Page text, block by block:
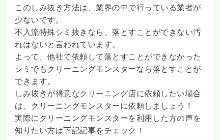
このしみ抜き方法は、業界の中で行っている業者が
少ないです。
不入流特殊シミ抜きなら、落とすことができない汚
れはないと言われています。
よって、他社で依頼して落とすことができなかった
シミでもクリーニングモンスターなら落とすことが
できます。
しみ抜きが得意なクリーニング店に依頼したい場合
は、クリーニングモンスターに依頼しましょう！
実際にクリーニングモンスターを利用した方の声を
知りたい方は下記記事をチェック！